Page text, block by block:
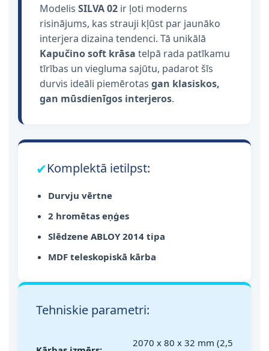
Modelis SILVA 02 ir ļoti moderns
risinājums, kas strauji kļūst par jaunāko
interjera dizaina tendenci. Tā unikālā
Kapučino soft krāsa telpā rada patīkamu
tīrības un viegluma sajūtu, padarot šīs
durvis ideāli piemērotas gan klasiskos,
gan mūsdienīgos interjeros.
✔Komplektā ietilpst:
Durvju vērtne
2 hromētas eņģes
Slēdzene ABLOY 2014 tipa
MDF teleskopiskā kārba
Tehniskie parametri:
2070 x 80 x 32 mm (2,5